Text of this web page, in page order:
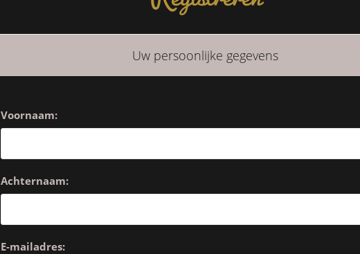
Uw persoonlijke gegevens
Voornaam:
Achternaam:
E-mailadres: